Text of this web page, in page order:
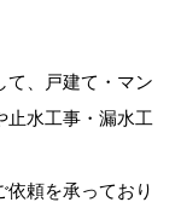
て、戸建て・マン
止水工事・漏水工
頼を承っており